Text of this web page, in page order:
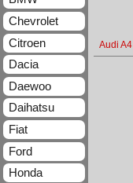
Audi A4
Chevrolet
Citroen
Dacia
Daewoo
Daihatsu
Fiat
Ford
Honda